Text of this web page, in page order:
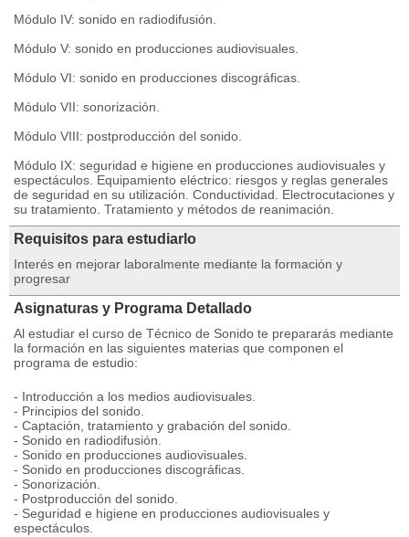
Módulo IV: sonido en radiodifusión.
Módulo V: sonido en producciones audiovisuales.
Módulo VI: sonido en producciones discográficas.
Módulo VII: sonorización.
Módulo VIII: postproducción del sonido.
Módulo IX: seguridad e higiene en producciones audiovisuales y
espectáculos. Equipamiento eléctrico: riesgos y reglas generales
de seguridad en su utilización. Conductividad. Electrocutaciones y
su tratamiento. Tratamiento y métodos de reanimación.
Requisitos para estudiarlo
Interés en mejorar laboralmente mediante la formación y
progresar
Asignaturas y Programa Detallado
Al estudiar el curso de Técnico de Sonido te prepararás mediante
la formación en las siguientes materias que componen el
programa de estudio:
- Introducción a los medios audiovisuales.
- Principios del sonido.
- Captación, tratamiento y grabación del sonido.
- Sonido en radiodifusión.
- Sonido en producciones audiovisuales.
- Sonido en producciones discográficas.
- Sonorización.
- Postproducción del sonido.
- Seguridad e higiene en producciones audiovisuales y
espectáculos.